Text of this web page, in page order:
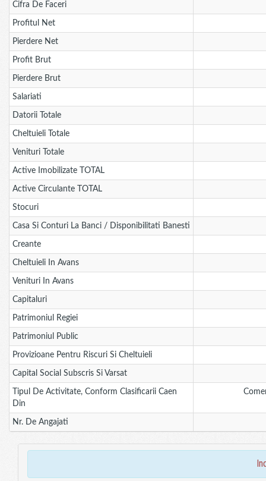
Cifra De Faceri
Profitul Net
Pierdere Net
Profit Brut
Pierdere Brut
Salariati
Datorii Totale
Cheltuieli Totale
Venituri Totale
Active Imobilizate TOTAL
Active Circulante TOTAL
Stocuri
Casa Si Conturi La Banci / Disponibilitati Banesti
Creante
Cheltuieli In Avans
Venituri In Avans
Capitaluri
Patrimoniul Regiei
Patrimoniul Public
Provizioane Pentru Riscuri Si Cheltuieli
Capital Social Subscris Si Varsat
Tipul De Activitate, Conform Clasificarii Caen
Din
Nr. De Angajati